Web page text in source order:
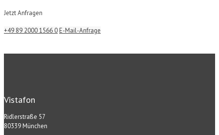
Jetzt Anfragen
+49 89 2000 1566 0 E-Mail-Anfrage
Vistafon
Ridlerstraße 57
80339 München